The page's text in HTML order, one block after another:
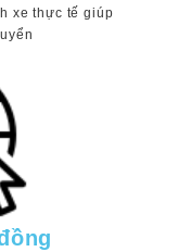
xe thực tế giúp